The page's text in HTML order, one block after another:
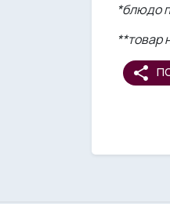
*блюдо
**товар
share